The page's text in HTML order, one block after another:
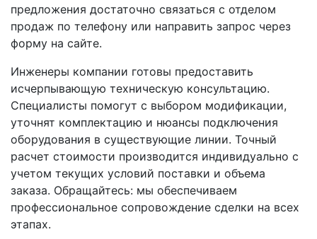
предложения достаточно связаться с отделом
продаж по телефону или направить запрос через
форму на сайте.
Инженеры компании готовы предоставить
исчерпывающую техническую консультацию.
Специалисты помогут с выбором модификации,
уточнят комплектацию и нюансы подключения
оборудования в существующие линии. Точный
расчет стоимости производится индивидуально с
учетом текущих условий поставки и объема
заказа. Обращайтесь: мы обеспечиваем
профессиональное сопровождение сделки на всех
этапах.